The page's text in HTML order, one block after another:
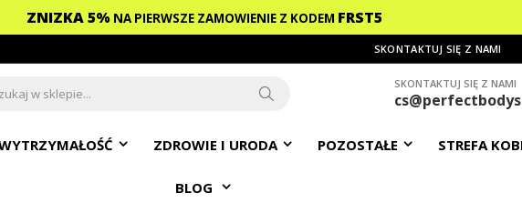
ZNIZKA 5% NA PIERWSZE ZAMOWIENIE Z KODEM FRST5
SKONTAKTUJ SIĘ Z NAMI
SKONTAKTUJ SIĘ Z NAMI
ZDROWIE I URODA POZOSTAŁE STREFA
BLOG